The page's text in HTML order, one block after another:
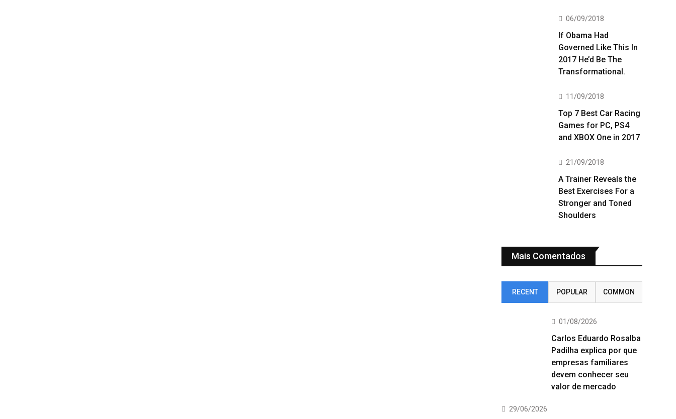
06/09/2018
If Obama Had
Governed Like This In
2017 He’d Be The
Transformational.
11/09/2018
Top 7 Best Car Racing
Games for PC, PS4
and XBOX One in 2017
21/09/2018
A Trainer Reveals the
Best Exercises For a
Stronger and Toned
Shoulders
Mais Comentados
RECENT POPULAR COMMON
01/08/2026
Carlos Eduardo Rosalba
Padilha explica por que
empresas familiares
devem conhecer seu
valor de mercado
29/06/2026